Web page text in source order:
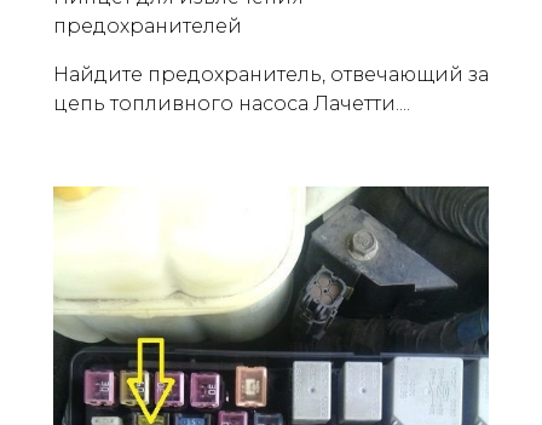
предохранителей
Найдите предохранитель, отвечающий за
цепь топливного насоса Лачетти....